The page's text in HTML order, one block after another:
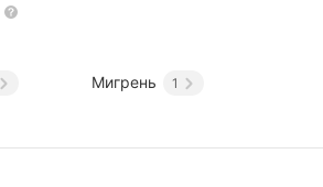
Мигрень 1